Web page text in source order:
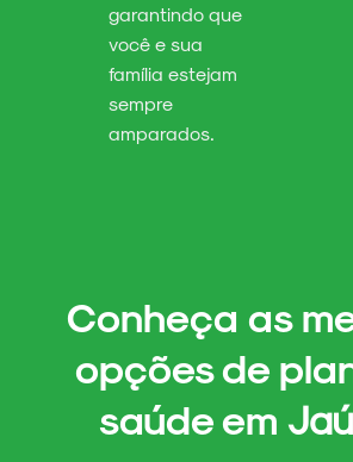
garantindo que
você e sua
família estejam
sempre
amparados.
Conheça as
opções de
saúde em